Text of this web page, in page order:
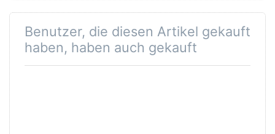
Benutzer, die diesen Artikel gekauft
haben, haben auch gekauft